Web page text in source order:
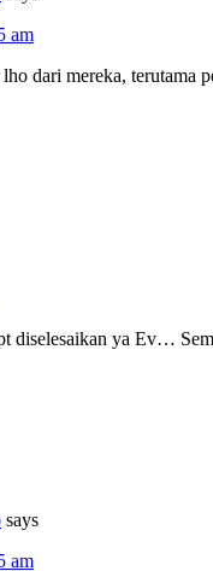
am
dari mereka, terutama
diselesaikan ya Ev…
says
am